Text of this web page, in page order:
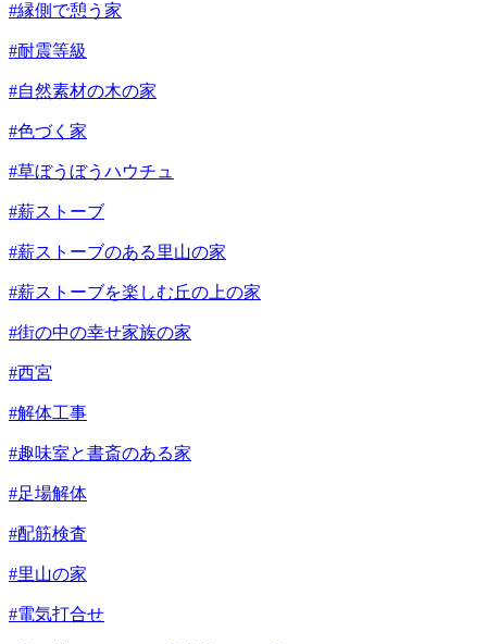
#縁側で憩う家
#耐震等級
#自然素材の木の家
#色づく家
#草ぼうぼうハウチュ
#薪ストーブ
#薪ストーブのある里山の家
#薪ストーブを楽しむ丘の上の家
#街の中の幸せ家族の家
#西宮
#解体工事
#趣味室と書斎のある家
#足場解体
#配筋検査
#里山の家
#電気打合せ